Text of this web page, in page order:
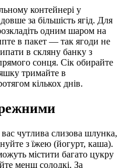
контейнері у
за більшість ягід. Для
одним шаром на
в пакет — так ягоди не
в скляну банку з
сонця. Сік обирайте
тримайте в
кількох днів.
чутлива слизова шлунка,
з їжею (йогурт, каша).
містити багато цукру
менш солодкі. За